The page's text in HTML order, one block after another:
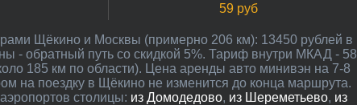
59 руб
- обратный путь со скидкой 5%. Тариф внутри МКАД - 58
185 км по области). Цена аренды авто минивэн на 7-8
на поездку в Щёкино не изменится до конца маршрута.
столицы: из Домодедово, из Шереметьево, из